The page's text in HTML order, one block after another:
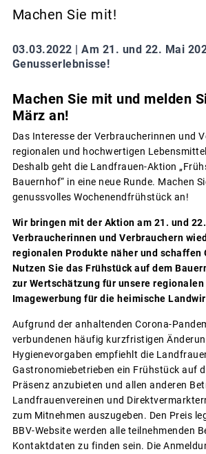
Machen Sie mit!
03.03.2022 | Am 21. und 22. Mai
Genusserlebnisse!
Machen Sie mit und melden
März an!
Das Interesse der Verbraucherinnen und
regionalen und hochwertigen
Deshalb geht die Landfrauen-Aktion
Bauernhof“ in eine neue Runde. Machen
genussvolles Wochenendfrühstück an!
Wir bringen mit der Aktion am 21. und
Verbraucherinnen und Verbrauchern
regionalen Produkte näher und schaffen
Nutzen Sie das Frühstück auf dem
zur Wertschätzung für unsere
Imagewerbung für die heimische
Aufgrund der anhaltenden Corona-
verbundenen häufig kurzfristigen
Hygienevorgaben empfiehlt die
Gastronomiebetrieben ein Frühstück auf
Präsenz anzubieten und allen anderen
Landfrauenvereinen und
zum Mitnehmen auszugeben. Den Preis
BBV-Website werden alle teilnehmenden
Kontaktdaten zu finden sein. Die